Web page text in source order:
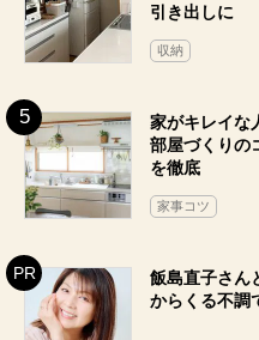
引き出しに
収納
家がキレイな
部屋づくりの
を徹底
家事コツ
飯島直子さん
からくる不調